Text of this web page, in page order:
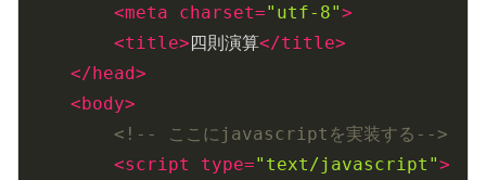
<meta charset="utf-8">
<title>四則演算</title>
</head>
<body>
<!-- ここにjavascriptを実装する-->
<script type="text/javascript">